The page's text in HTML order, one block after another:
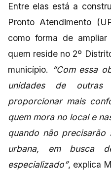
Entre elas está a
Pronto Atendimento
como forma de
quem reside no 2º
município.
“Com essa
unidades de outras
proporcionar mais
quem mora no local e
quando não
urbana, em busca
especializado”, explica